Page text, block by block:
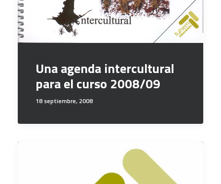
Una agenda intercultural
para el curso 2008/09
18 septiembre, 2008